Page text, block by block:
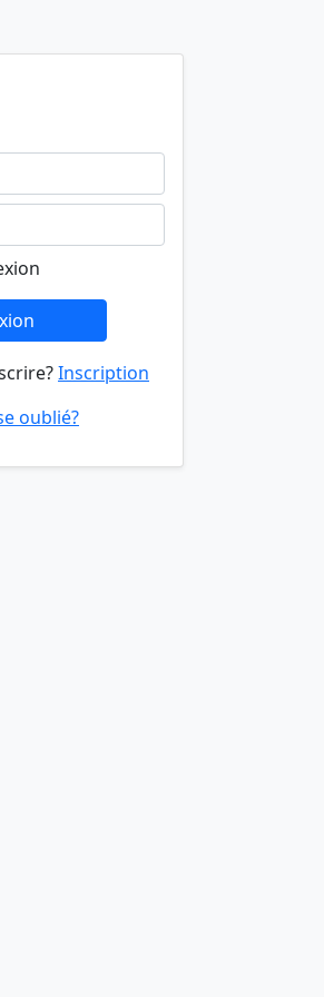
Inscription
oublié?